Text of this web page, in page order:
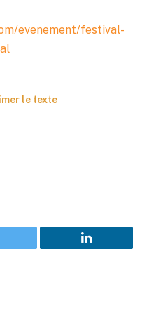
evenement/festival-
le texte
LinkedIn